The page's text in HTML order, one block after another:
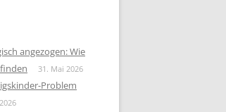
angezogen: Wie
31. Mai 2026
Problem